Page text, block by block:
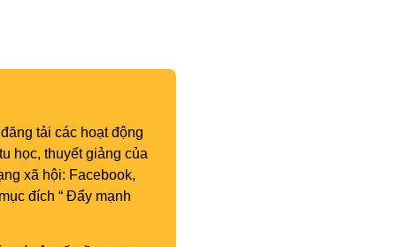
tải các hoạt động
học, thuyết giảng của
xã hội: Facebook,
đích “ Đẩy mạnh